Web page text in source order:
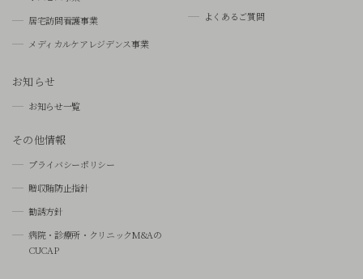
居宅訪問看護事業
メディカルケアレジデンス事業
よくあるご質問
お知らせ
お知らせ一覧
その他情報
プライバシーポリシー
贈収賄防止指針
勧誘方針
病院・診療所・クリニックM&Aの
CUCAP